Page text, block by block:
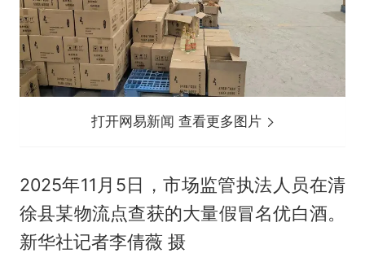
打开网易新闻 查看更多图片
2025年11月5日，市场监管执法人员在清
徐县某物流点查获的大量假冒名优白酒。
新华社记者李倩薇 摄